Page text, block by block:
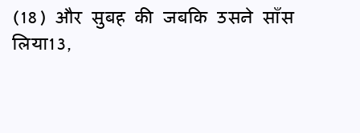
(18) और सुबह की जबकि उसने साँस
लिया13,